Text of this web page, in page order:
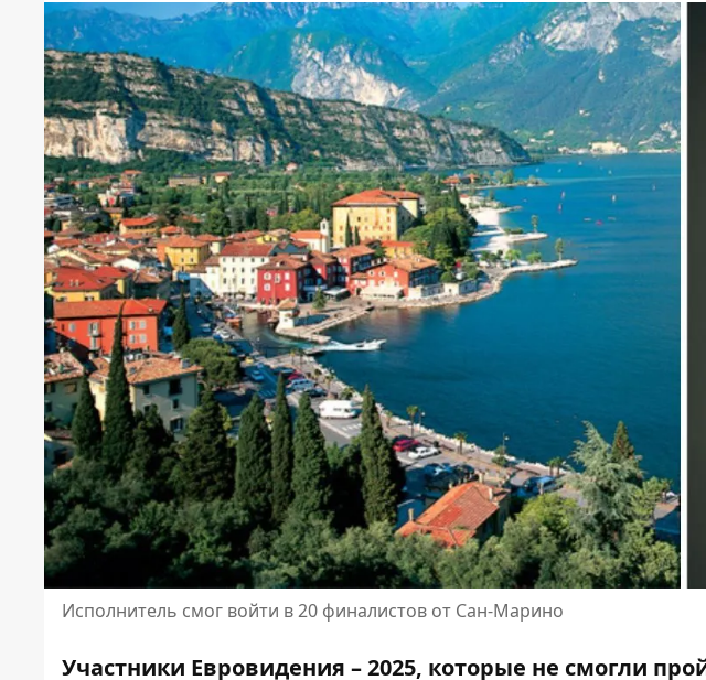
Исполнитель смог войти в 20 финалистов от Сан-Марино
Участники Евровидения – 2025, которые не смогли